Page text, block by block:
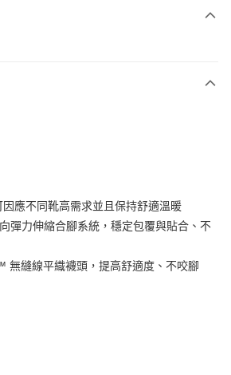
含以上)免運費
含以上)免運費
應不同靴高需求並且保持舒適溫暖
彈力伸縮合腳系統，穩定包覆與貼合、不
無縫線平織襪頭，提高舒適度、不咬腳